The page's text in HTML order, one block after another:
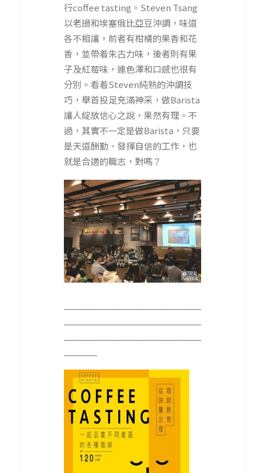
行coffee tasting。Steven Tsang
以老撾和埃塞俄比亞豆沖調，味道
各不相讓，前者有柑橘的果香和花
香，並帶着朱古力味，後者則有果
子及紅莓味，連色澤和口感也很有
分別。看着Steven純熟的沖調技
巧，舉首投足充滿神采，做Barista
讓人綻放信心之說，果然有理。不
過，其實不一定是做Barista，只要
是天道酬勤、發揮自信的工作，也
就是合適的職志，對嗎？